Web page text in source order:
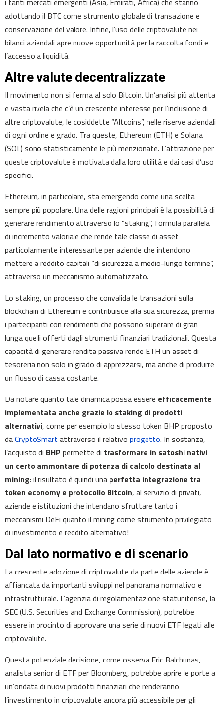
i tanti mercati emergenti (Asia, Emirati, Africa) che stanno
adottando il BTC come strumento globale di transazione e
conservazione del valore. Infine, l’uso delle criptovalute nei
bilanci aziendali apre nuove opportunità per la raccolta fondi e
l’accesso a liquidità.
Altre valute decentralizzate
Il movimento non si ferma al solo Bitcoin. Un’analisi più attenta
e vasta rivela che c’è un crescente interesse per l’inclusione di
altre criptovalute, le cosiddette “Altcoins”, nelle riserve aziendali
di ogni ordine e grado. Tra queste, Ethereum (ETH) e Solana
(SOL) sono statisticamente le più menzionate. L’attrazione per
queste criptovalute è motivata dalla loro utilità e dai casi d’uso
specifici.
Ethereum, in particolare, sta emergendo come una scelta
sempre più popolare. Una delle ragioni principali è la possibilità di
generare rendimento attraverso lo “staking”, formula parallela
di incremento valoriale che rende tale classe di asset
particolarmente interessante per aziende che intendono
mettere a reddito capitali “di sicurezza a medio-lungo termine”,
attraverso un meccanismo automatizzato.
Lo staking, un processo che convalida le transazioni sulla
blockchain di Ethereum e contribuisce alla sua sicurezza, premia
i partecipanti con rendimenti che possono superare di gran
lunga quelli offerti dagli strumenti finanziari tradizionali. Questa
capacità di generare rendita passiva rende ETH un asset di
tesoreria non solo in grado di apprezzarsi, ma anche di produrre
un flusso di cassa costante.
Da notare quanto tale dinamica possa essere efficacemente
implementata anche grazie lo staking di prodotti
alternativi, come per esempio lo stesso token BHP proposto
daCryptoSmart attraverso il relativo progetto. In sostanza,
l’acquisto di BHP permette di trasformare in satoshi nativi
un certo ammontare di potenza di calcolo destinata al
mining: il risultato è quindi una perfetta integrazione tra
token economy e protocollo Bitcoin, al servizio di privati,
aziende e istituzioni che intendano sfruttare tanto i
meccanismi DeFi quanto il mining come strumento privilegiato
di investimento e reddito alternativo!
Dal lato normativo e di scenario
La crescente adozione di criptovalute da parte delle aziende è
affiancata da importanti sviluppi nel panorama normativo e
infrastrutturale. L’agenzia di regolamentazione statunitense, la
SEC (U.S. Securities and Exchange Commission), potrebbe
essere in procinto di approvare una serie di nuovi ETF legati alle
criptovalute.
Questa potenziale decisione, come osserva Eric Balchunas,
analista senior di ETF per Bloomberg, potrebbe aprire le porte a
un’ondata di nuovi prodotti finanziari che renderanno
l’investimento in criptovalute ancora più accessibile per gli